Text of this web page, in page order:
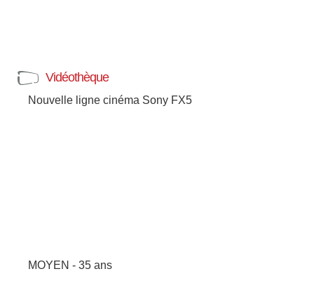
Vidéothèque
Nouvelle ligne cinéma Sony FX5
MOYEN - 35 ans